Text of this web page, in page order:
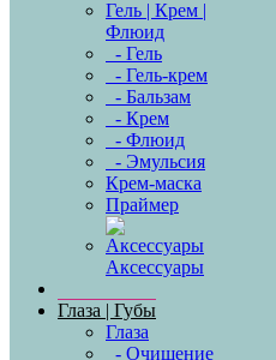
Гель | Крем |
Флюид
- Гель
- Гель-крем
- Бальзам
- Крем
- Флюид
- Эмульсия
Крем-маска
Праймер
Аксессуары
Глаза | Губы
Глаза
- Очищение